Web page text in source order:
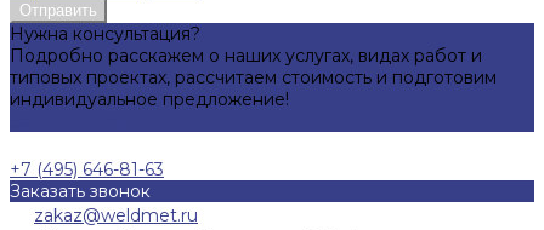
Отправить
Нужна консультация?
Подробно расскажем о наших услугах, видах работ и
типовых проектах, рассчитаем стоимость и подготовим
индивидуальное предложение!
+7 (495) 646-81-63
Заказать звонок
zakaz@weldmet.ru